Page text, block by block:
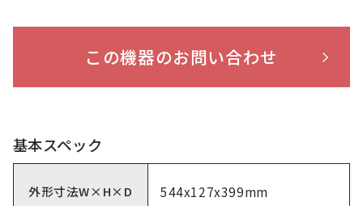
この機器のお問い合わせ
基本スペック
外形寸法W×H×D 544x127x399mm